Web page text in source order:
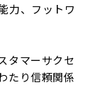
力、フットワ
タマーサクセ
たり信頼関係